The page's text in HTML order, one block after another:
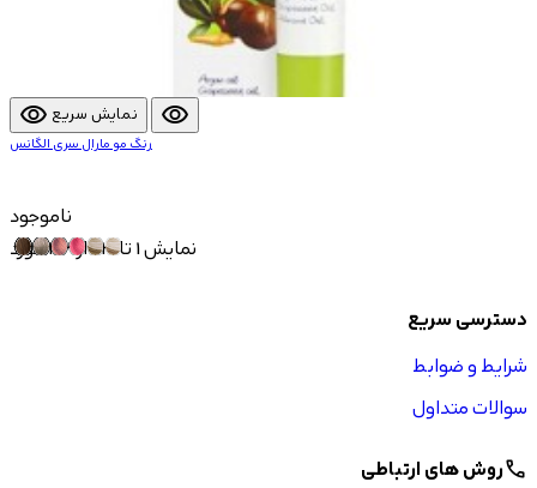
visibility نمایش سریع visibility
رنگ مو مارال سری الگانس
ناموجود
نمایش 1 تا 23 از 23 مورد
دسترسی سریع
شرایط و ضوابط
سوالات متداول
callروش های ارتباطی